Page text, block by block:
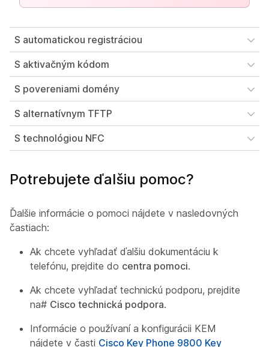
S automatickou registráciou
S aktivačným kódom
S povereniami domény
S alternatívnym TFTP
S technológiou NFC
Potrebujete ďalšiu pomoc?
Ďalšie informácie o pomoci nájdete v nasledovných
častiach:
Ak chcete vyhľadať ďalšiu dokumentáciu k
telefónu, prejdite do centra pomoci.
Ak chcete vyhľadať technickú podporu, prejdite
na# Cisco technická podpora.
Informácie o používaní a konfigurácii KEM
nájdete v časti Cisco Key Phone 9800 Key